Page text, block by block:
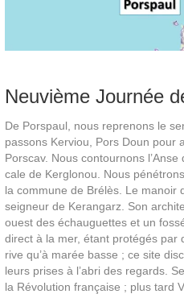
Neuvième Journée
De Porspaul, nous reprenons le
passons Kerviou, Pors Doun pour
Porscav. Nous contournons
cale de Kerglonou. Nous
la commune de Brélès. Le manoir
seigneur de Kerangarz. Son
ouest des échauguettes et un
direct à la mer, étant protégés par
rive qu’à marée basse ; ce site
leurs prises à l’abri des regards.
la Révolution française ; plus tard